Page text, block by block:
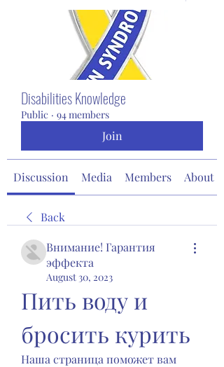
Disabilities Knowledge
Public · 94 members
Join
Discussion Media Members About
Back
Внимание! Гарантия
эффекта
August 30, 2023
Пить воду и
бросить курить
Наша страница поможет вам